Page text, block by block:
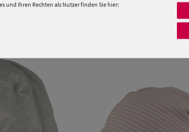
und Ihren Rechten als Nutzer finden Sie hier: